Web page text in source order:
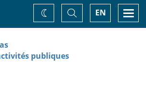
EN
Basculer
la
recherche
Changez
de
publiques